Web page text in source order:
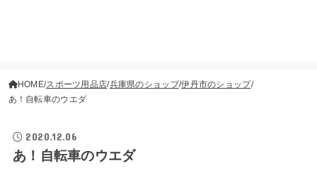
HOME スポーツ用品店 兵庫県のショップ 伊丹市のショップ
あ！自転車のウエダ
2020.12.06
あ！自転車のウエダ